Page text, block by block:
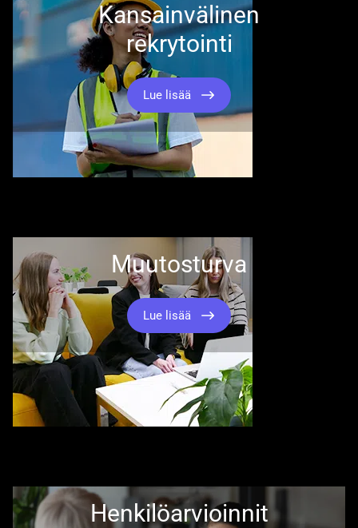
Kansainvälinen
rekrytointi
Lue lisää
Muutosturva
Lue lisää
Henkilöarvioinnit